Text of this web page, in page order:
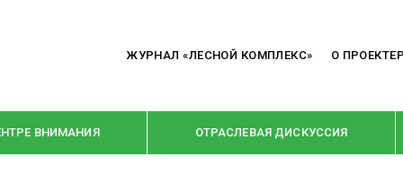
ЖУРНАЛ «ЛЕСНОЙ КОМПЛЕКС» О ПРОЕКТЕ
ВНИМАНИЯ ОТРАСЛЕВАЯ ДИСКУССИЯ